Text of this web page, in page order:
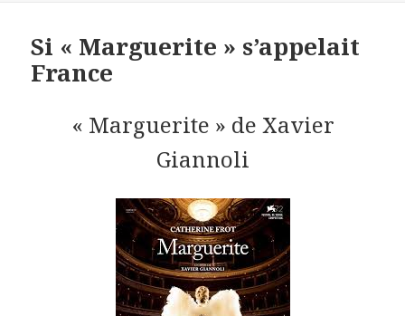
Si « Marguerite » s’appelait
France
« Marguerite » de Xavier
Giannoli